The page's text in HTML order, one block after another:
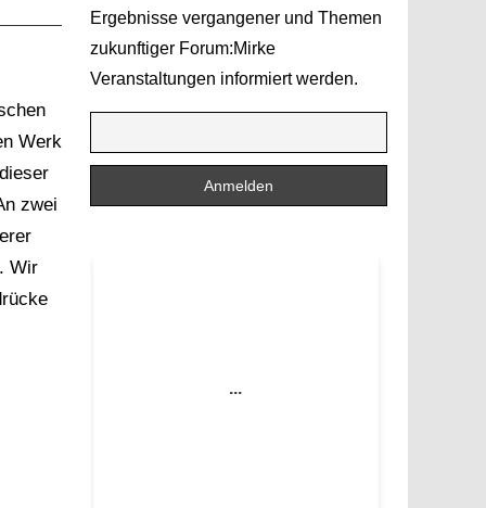
Werk
zwei
Wir
Ergebnisse vergangener und Themen
zukunftiger Forum:Mirke
Veranstaltungen informiert werden.